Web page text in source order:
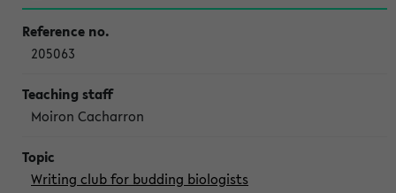
205063
Moiron Cacharron
Writing club for budding biologists